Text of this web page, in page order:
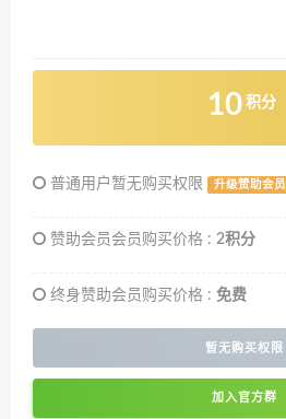
10 积分
普通用户暂无购买权限 升级赞助会员
赞助会员会员购买价格 : 2积分
终身赞助会员购买价格 : 免费
暂无购买权限
加入官方群